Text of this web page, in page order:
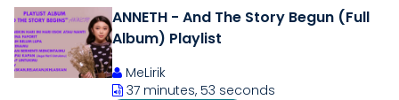
ANNETH - And The Story Begun (Full
Album) Playlist
MeLirik
37 minutes, 53 seconds